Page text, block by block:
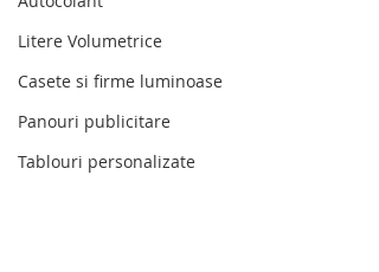
Litere Volumetrice
Casete si firme luminoase
Panouri publicitare
Tablouri personalizate